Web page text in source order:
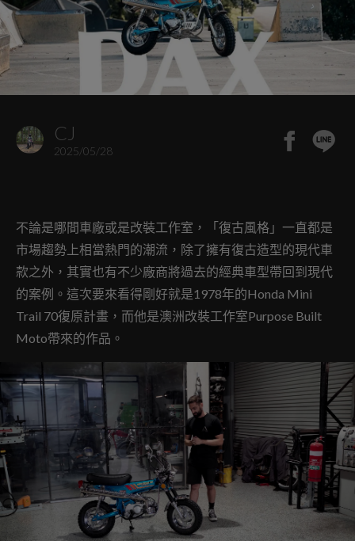
CJ
2025/05/28
不論是哪間車廠或是改裝工作室，「復古風格」一直都是
市場趨勢上相當熱門的潮流，除了擁有復古造型的現代車
款之外，其實也有不少廠商將過去的經典車型帶回到現代
的案例。這次要來看得剛好就是1978年的Honda Mini
Trail 70復原計畫，而他是澳洲改裝工作室Purpose Built
Moto帶來的作品。